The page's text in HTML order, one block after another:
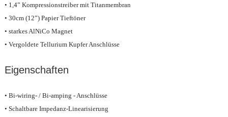
• 1,4” Kompressionstreiber mit Titanmembran
• 30cm (12”) Papier Tieftöner
• starkes AlNiCo Magnet
• Vergoldete Tellurium Kupfer Anschlüsse
Eigenschaften
• Bi-wiring- / Bi-amping - Anschlüsse
• Schaltbare Impedanz-Linearisierung